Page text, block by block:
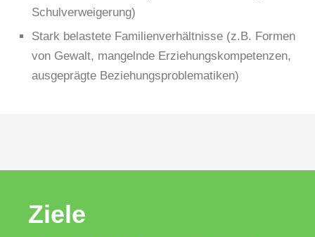
Schulverweigerung)
Stark belastete Familienverhältnisse (z.B. Formen
von Gewalt, mangelnde Erziehungskompetenzen,
ausgeprägte Beziehungsproblematiken)
Ziele